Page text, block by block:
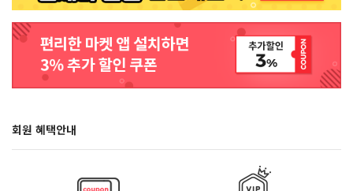
회원 혜택안내